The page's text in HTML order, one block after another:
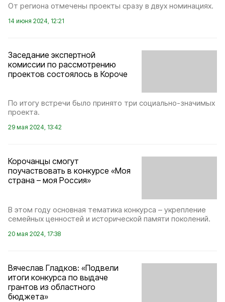
От региона отмечены проекты сразу в двух номинациях.
14 июня 2024, 12:21
Заседание экспертной
комиссии по рассмотрению
проектов состоялось в Короче
По итогу встречи было принято три социально-значимых
проекта.
29 мая 2024, 13:42
Корочанцы смогут
поучаствовать в конкурсе «Моя
страна – моя Россия»
В этом году основная тематика конкурса – укрепление
семейных ценностей и исторической памяти поколений.
20 мая 2024, 17:38
Вячеслав Гладков: «Подвели
итоги конкурса по выдаче
грантов из областного
бюджета»